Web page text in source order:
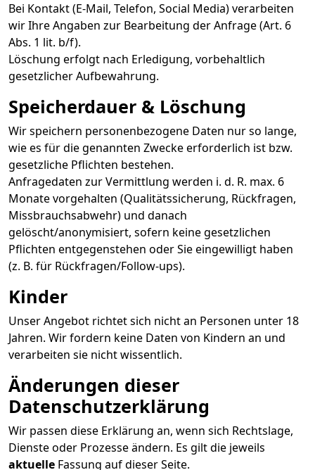
Bei Kontakt (E-Mail, Telefon, Social Media) verarbeiten
wir Ihre Angaben zur Bearbeitung der Anfrage (Art. 6
Abs. 1 lit. b/f).
Löschung erfolgt nach Erledigung, vorbehaltlich
gesetzlicher Aufbewahrung.
Speicherdauer & Löschung
Wir speichern personenbezogene Daten nur so lange,
wie es für die genannten Zwecke erforderlich ist bzw.
gesetzliche Pflichten bestehen.
Anfragedaten zur Vermittlung werden i. d. R. max. 6
Monate vorgehalten (Qualitätssicherung, Rückfragen,
Missbrauchsabwehr) und danach
gelöscht/anonymisiert, sofern keine gesetzlichen
Pflichten entgegenstehen oder Sie eingewilligt haben
(z. B. für Rückfragen/Follow-ups).
Kinder
Unser Angebot richtet sich nicht an Personen unter 18
Jahren. Wir fordern keine Daten von Kindern an und
verarbeiten sie nicht wissentlich.
Änderungen dieser
Datenschutzerklärung
Wir passen diese Erklärung an, wenn sich Rechtslage,
Dienste oder Prozesse ändern. Es gilt die jeweils
aktuelle Fassung auf dieser Seite.